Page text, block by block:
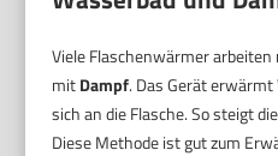
Viele Flaschenwärmer
mitDampf. Das Gerät
sich an die Flasche. So steigt
Diese Methode ist gut zum